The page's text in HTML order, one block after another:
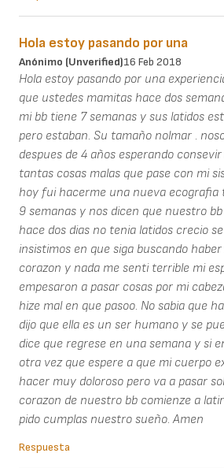
Hola estoy pasando por una
Anónimo (unverified)16 Feb 2018
Hola estoy pasando por una
que ustedes mamitas hace dos
mi bb tiene 7 semanas y sus latidos
pero estaban. Su tamaño nolmar .
despues de 4 años esperando
tantas cosas malas que pase con mi
hoy fui hacerme una nueva ecografia
9 semanas y nos dicen que nuestro
hace dos dias no tenia latidos crecio
insistimos en que siga buscando
corazon y nada me senti terrible mi
empesaron a pasar cosas por mi
hize mal en que pasoo. No sabia que
dijo que ella es un ser humano y se
dice que regrese en una semana y si
otra vez que espere a que mi cuerpo
hacer muy doloroso pero va a pasar
corazon de nuestro bb comienze a
pido cumplas nuestro sueño. Amen
Respuesta